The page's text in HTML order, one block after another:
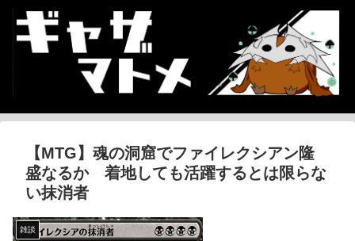
【MTG】魂の洞窟でファイレクシアン隆
盛なるか 着地しても活躍するとは限らな
い抹消者
雑談